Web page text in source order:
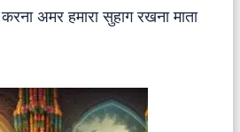
अमर हमारा सुहाग रखना माता